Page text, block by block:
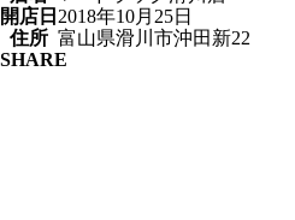
開店日 2018年10月25日
住所 富山県滑川市沖田新22
SHARE